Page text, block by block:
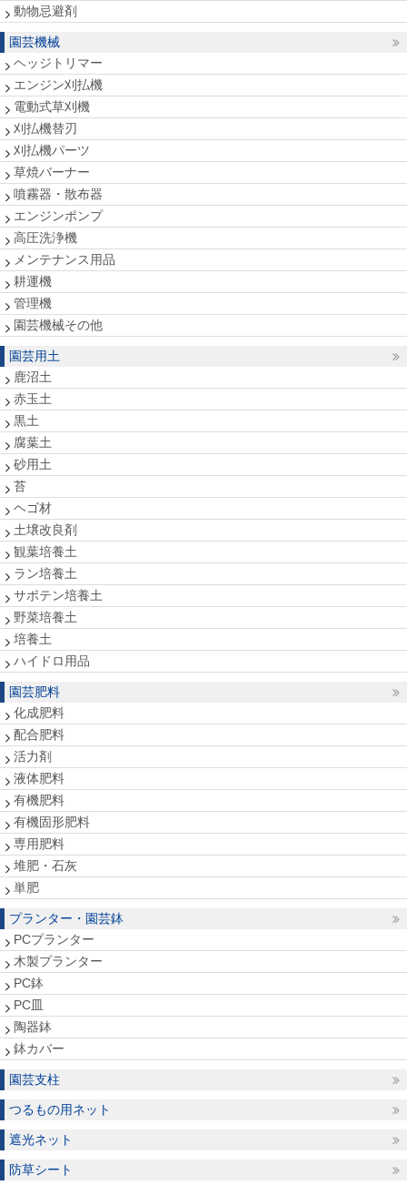
動物忌避剤
園芸機械
ヘッジトリマー
エンジン刈払機
電動式草刈機
刈払機替刃
刈払機パーツ
草焼バーナー
噴霧器・散布器
エンジンポンプ
高圧洗浄機
メンテナンス用品
耕運機
管理機
園芸機械その他
園芸用土
鹿沼土
赤玉土
黒土
腐葉土
砂用土
苔
ヘゴ材
土壌改良剤
観葉培養土
ラン培養土
サボテン培養土
野菜培養土
培養土
ハイドロ用品
園芸肥料
化成肥料
配合肥料
活力剤
液体肥料
有機肥料
有機固形肥料
専用肥料
堆肥・石灰
単肥
プランター・園芸鉢
PCプランター
木製プランター
PC鉢
PC皿
陶器鉢
鉢カバー
園芸支柱
つるもの用ネット
遮光ネット
防草シート